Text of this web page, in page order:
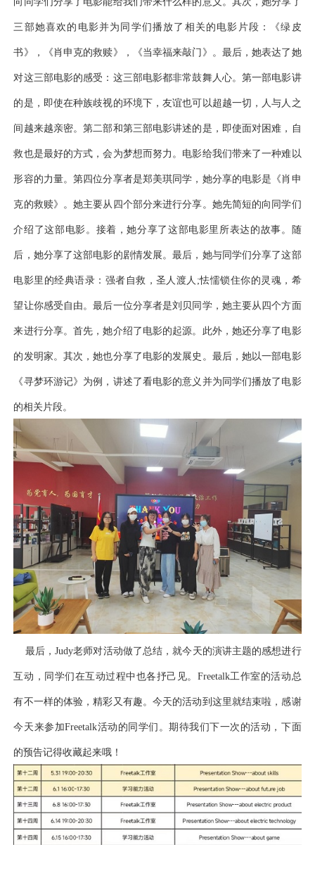
三部她喜欢的电影并为同学们播放了相关的电影片段：《绿皮
书》，《肖申克的救赎》，《当幸福来敲门》。最后，她表达了她
对这三部电影的感受：这三部电影都非常鼓舞人心。第一部电影讲
的是，即使在种族歧视的环境下，友谊也可以超越一切，人与人之
间越来越亲密。第二部和第三部电影讲述的是，即使面对困难，自
救也是最好的方式，会为梦想而努力。电影给我们带来了一种难以
形容的力量。第四位分享者是郑美琪同学，她分享的电影是《肖申
克的救赎》。她主要从四个部分来进行分享。她先简短的向同学们
介绍了这部电影。接着，她分享了这部电影里所表达的故事。随
后，她分享了这部电影的剧情发展。最后，她与同学们分享了这部
电影里的经典语录：强者自救，圣人渡人;怯懦锁住你的灵魂，希
望让你感受自由。最后一位分享者是刘贝同学，她主要从四个方面
来进行分享。首先，她介绍了电影的起源。此外，她还分享了电影
的发明家。其次，她也分享了电影的发展史。最后，她以一部电影
《寻梦环游记》为例，讲述了看电影的意义并为同学们播放了电影
的相关片段。
最后，Judy老师对活动做了总结，就今天的演讲主题的感想进行
互动，同学们在互动过程中也各抒己见。Freetalk工作室的活动总
有不一样的体验，精彩又有趣。今天的活动到这里就结束啦，感谢
今天来参加Freetalk活动的同学们。期待我们下一次的活动，下面
的预告记得收藏起来哦！